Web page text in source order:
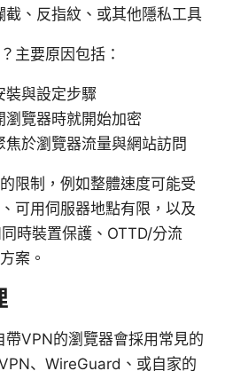
截、反指紋、或其他隱私工具
主要原因包括：
裝與設定步驟
瀏覽器時就開始加密
於瀏覽器流量與網站訪問
限制，例如整體速度可能受
可用伺服器地點有限，以及
時裝置保護、OTTD/分流
案。
帶VPN的瀏覽器會採用常見的
、WireGuard、或自家的